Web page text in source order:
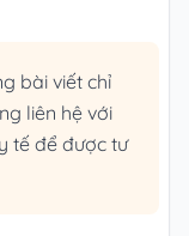
bài viết chỉ
liên hệ với
tế để được tư